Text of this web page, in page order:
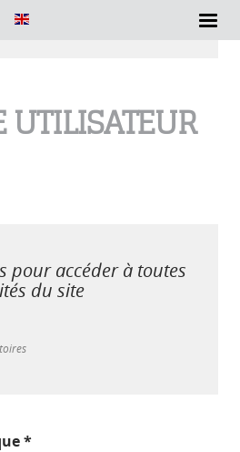
UTILISATEUR
pour accéder à toutes
du site
*